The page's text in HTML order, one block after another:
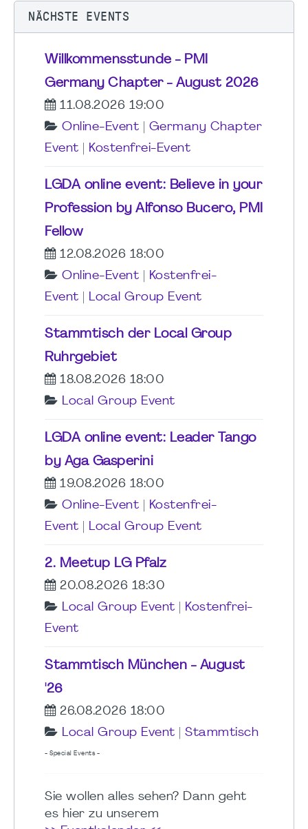
NÄCHSTE EVENTS
Willkommensstunde - PMI
Germany Chapter - August 2026
11.08.2026 19:00
Online-Event
Germany Chapter
Event
Kostenfrei-Event
LGDA online event: Believe in your
Profession by Alfonso Bucero, PMI
Fellow
12.08.2026 18:00
Online-Event
Kostenfrei-
Event
Local Group Event
Stammtisch der Local Group
Ruhrgebiet
18.08.2026 18:00
Local Group Event
LGDA online event: Leader Tango
by Aga Gasperini
19.08.2026 18:00
Online-Event
Kostenfrei-
Event
Local Group Event
2. Meetup LG Pfalz
20.08.2026 18:30
Local Group Event
Kostenfrei-
Event
Stammtisch München - August
'26
26.08.2026 18:00
Local Group Event
Stammtisch
- Special Events -
Sie wollen alles sehen? Dann geht
es hier zu unserem